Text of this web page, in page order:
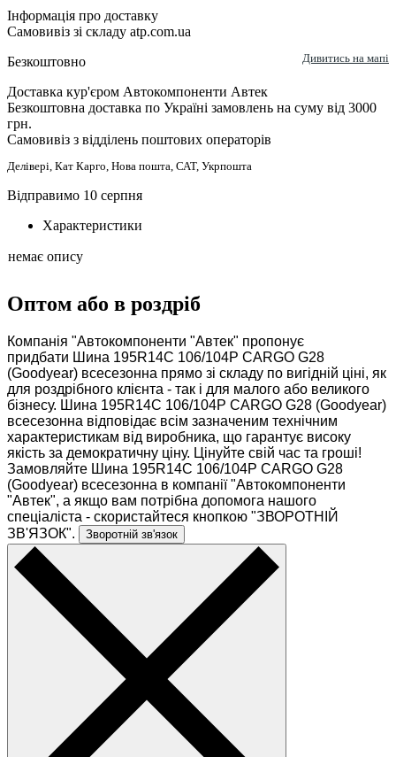
Інформація про доставку
Самовивіз зі складу atp.com.ua
Безкоштовно
Дивитись на мапі
Доставка кур'єром Автокомпоненти Автек
Безкоштовна доставка по Україні замовлень на суму від 3000
грн.
Самовивіз з відділень поштових операторів
Делівері, Кат Карго, Нова пошта, САТ, Укрпошта
Відправимо 10 серпня
Характеристики
немає опису
Оптом або в роздріб
Компанія "Автокомпоненти "Автек" пропонує
придбати Шина 195R14C 106/104P CARGO G28
(Goodyear) всесезонна прямо зі складу по вигідній ціні, як
для роздрібного клієнта - так і для малого або великого
бізнесу. Шина 195R14C 106/104P CARGO G28 (Goodyear)
всесезонна відповідає всім зазначеним технічним
характеристикам від виробника, що гарантує високу
якість за демократичну ціну. Цінуйте свій час та гроші!
Замовляйте Шина 195R14C 106/104P CARGO G28
(Goodyear) всесезонна в компанії "Автокомпоненти
"Автек", а якщо вам потрібна допомога нашого
спеціаліста - скористайтеся кнопкою "ЗВОРОТНІЙ
ЗВ'ЯЗОК".
Зворотній зв'язок